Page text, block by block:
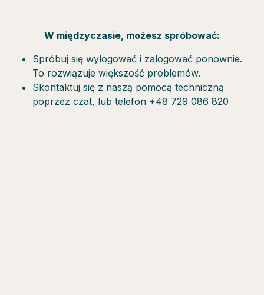
W międzyczasie, możesz spróbować:
Spróbuj się wylogować i zalogować ponownie.
To rozwiązuje większość problemów.
Skontaktuj się z naszą pomocą techniczną
poprzez czat, lub telefon +48 729 086 820